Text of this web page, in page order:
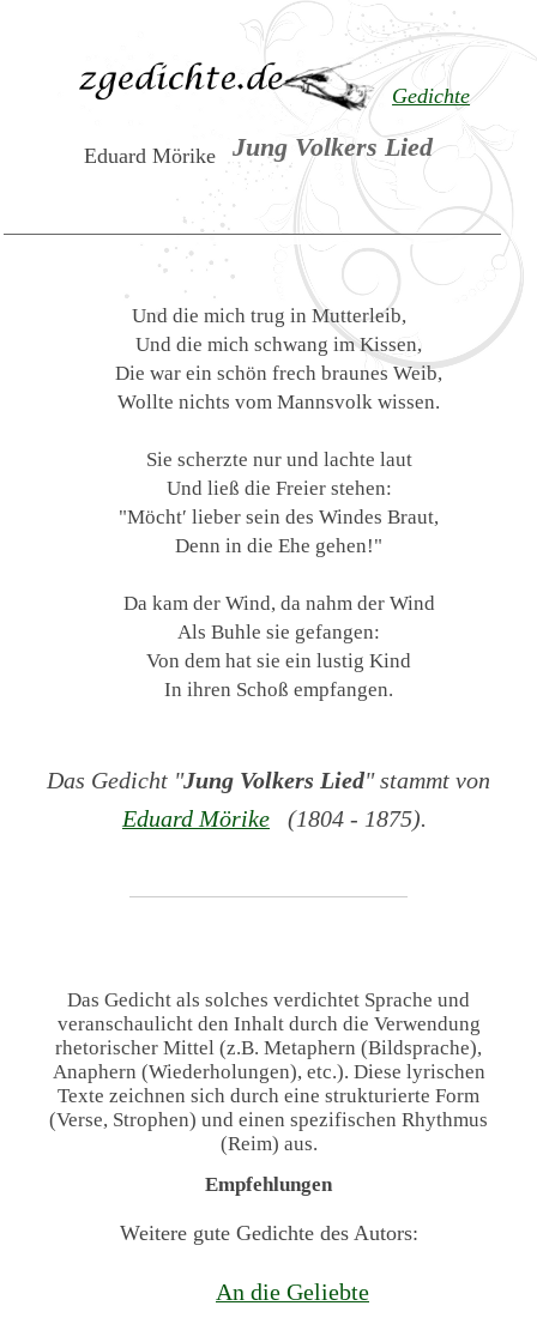
Gedichte
Jung Volkers Lied
Eduard Mörike
Und die mich trug in Mutterleib,
Und die mich schwang im Kissen,
Die war ein schön frech braunes Weib,
Wollte nichts vom Mannsvolk wissen.
Sie scherzte nur und lachte laut
Und ließ die Freier stehen:
"Möcht′ lieber sein des Windes Braut,
Denn in die Ehe gehen!"
Da kam der Wind, da nahm der Wind
Als Buhle sie gefangen:
Von dem hat sie ein lustig Kind
In ihren Schoß empfangen.
Das Gedicht "Jung Volkers Lied" stammt von
Eduard Mörike (1804 - 1875).
Das Gedicht als solches verdichtet Sprache und
veranschaulicht den Inhalt durch die Verwendung
rhetorischer Mittel (z.B. Metaphern (Bildsprache),
Anaphern (Wiederholungen), etc.). Diese lyrischen
Texte zeichnen sich durch eine strukturierte Form
(Verse, Strophen) und einen spezifischen Rhythmus
(Reim) aus.
Empfehlungen
Weitere gute Gedichte des Autors:
An die Geliebte